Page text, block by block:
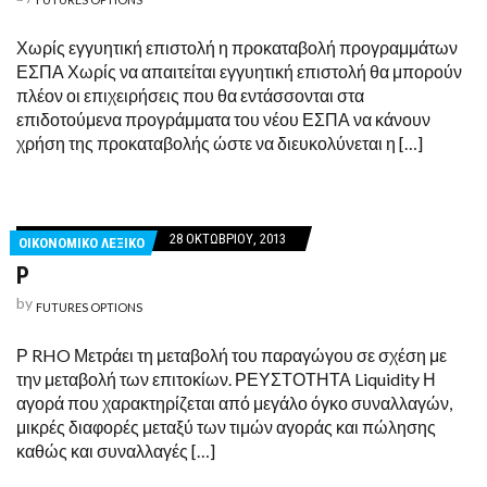
Χωρίς εγγυητική επιστολή η προκαταβολή προγραμμάτων
ΕΣΠΑ Χωρίς να απαιτείται εγγυητική επιστολή θα μπορούν
πλέον οι επιχειρήσεις που θα εντάσσονται στα
επιδοτούμενα προγράμματα του νέου ΕΣΠΑ να κάνουν
χρήση της προκαταβολής ώστε να διευκολύνεται η […]
ΟΙΚΟΝΟΜΙΚΟ ΛΕΞΙΚΟ 28 ΟΚΤΩΒΡΊΟΥ, 2013
Ρ
by FUTURES OPTIONS
Ρ RHO Μετράει τη μεταβολή του παραγώγου σε σχέση με
την μεταβολή των επιτοκίων. ΡΕΥΣΤΟΤΗΤΑ Liquidity Η
αγορά που χαρακτηρίζεται από μεγάλο όγκο συναλλαγών,
μικρές διαφορές μεταξύ των τιμών αγοράς και πώλησης
καθώς και συναλλαγές […]